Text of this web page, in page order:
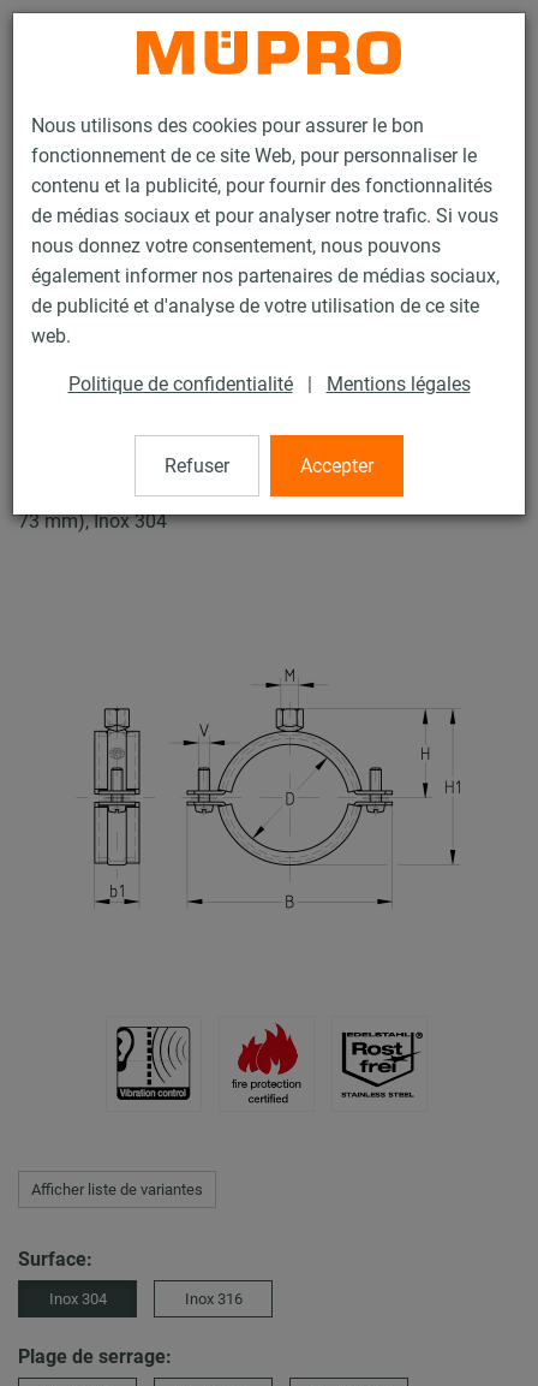
Nous utilisons des cookies pour assurer le bon
fonctionnement de ce site Web, pour personnaliser le
contenu et la publicité, pour fournir des fonctionnalités
de médias sociaux et pour analyser notre trafic. Si vous
nous donnez votre consentement, nous pouvons
également informer nos partenaires de médias sociaux,
de publicité et d'analyse de votre utilisation de ce site
web.
Politique de confidentialité | Mentions légales
Refuser Accepter
Contact
Produits Technique de fixation
Insonorisation
Produits en inox insonorisée
Collier à vis
Collier à vis
Collier à vis DÄMMGULAST® jaune, M8/M10, 70 mm (68-
73 mm), Inox 304
Afficher liste de variantes
Surface:
Inox 304 Inox 316
Plage de serrage: